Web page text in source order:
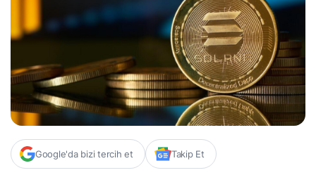
Google'da bizi tercih et Takip Et